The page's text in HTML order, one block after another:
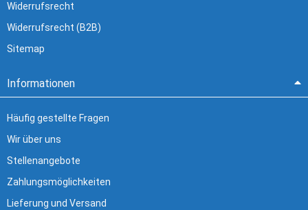
Widerrufsrecht
Widerrufsrecht (B2B)
Sitemap
Informationen
Häufig gestellte Fragen
Wir über uns
Stellenangebote
Zahlungsmöglichkeiten
Lieferung und Versand